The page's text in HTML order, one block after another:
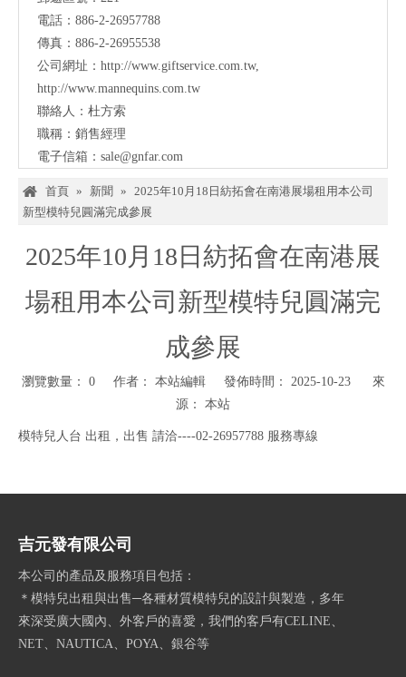
電話：886-2-26957788
傳真：886-2-26955538
公司網址： http://www.giftservice.com.tw,
http://www.mannequins.com.tw
聯絡人：杜方索
職稱：銷售經理
電子信箱： sale@gnfar.com
首頁 » 新聞 »
2025年10月18日紡拓會在南港展場租用本公司
新型模特兒圓滿完成參展
2025年10月18日紡拓會在南港展
場租用本公司新型模特兒圓滿完
成參展
瀏覽數量： 0作者： 本站編輯 發佈時間： 2025-10-23 來
源： 本站
模特兒人台 出租，出售 請洽----02-26957788 服務專線
吉元發有限公司
本公司的產品及服務項目包括：
＊模特兒出租與出售─各種材質模特兒的設計與製造，多年
來深受廣大國內、外客戶的喜愛，我們的客戶有CELINE、
NET、NAUTICA、POYA、銀谷等